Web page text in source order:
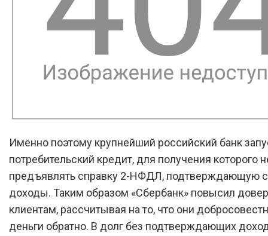
Именно поэтому крупнейший российский банк
потребительский кредит, для получения которого
предъявлять справку 2-НФДЛ, подтверждающую
доходы. Таким образом «Сбербанк» повысил
клиентам, рассчитывая на то, что они
деньги обратно. В долг без подтверждающих